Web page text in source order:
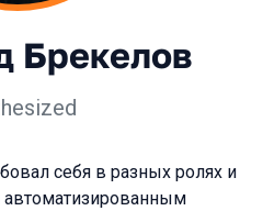
Брекелов
себя в разных ролях и
автоматизированным